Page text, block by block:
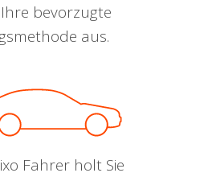
bevorzugte
aus.
Fahrer holt Sie